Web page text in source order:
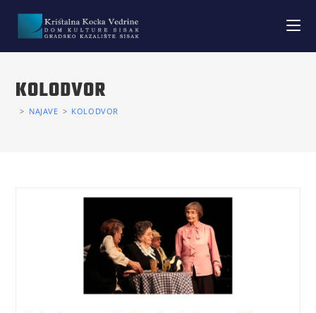
KOLODVOR
> NAJAVE > KOLODVOR